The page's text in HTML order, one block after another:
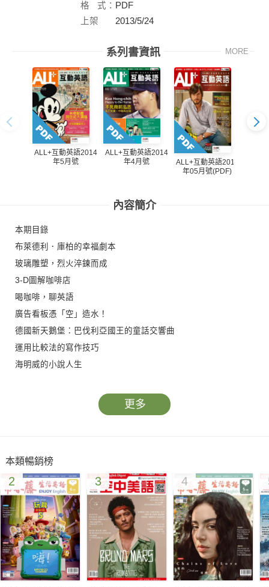
格
式： PDF
上架
2013/5/24
系列書資訊 MORE
ALL+互動英語2014
年5月號
ALL+互動英語2014
年4月號
ALL+互動英語2013
年05月號(PDF)
內容簡介
本期目錄
布萊德利．庫柏的幸福劇本
玻璃雕塑，烈火淬鍊而成
3-D圖解咖啡店
喝咖啡，聊英語
廣告看板憑「空」造水！
德國新天鵝堡：巴伐利亞國王的童話交響曲
運用比較法的寫作技巧
海明威的小說人生
TLC 旅遊生活頻道《決戰蛋糕天王》
寫作練習
翻譯寫作
更多
本類暢銷榜
2 3 4